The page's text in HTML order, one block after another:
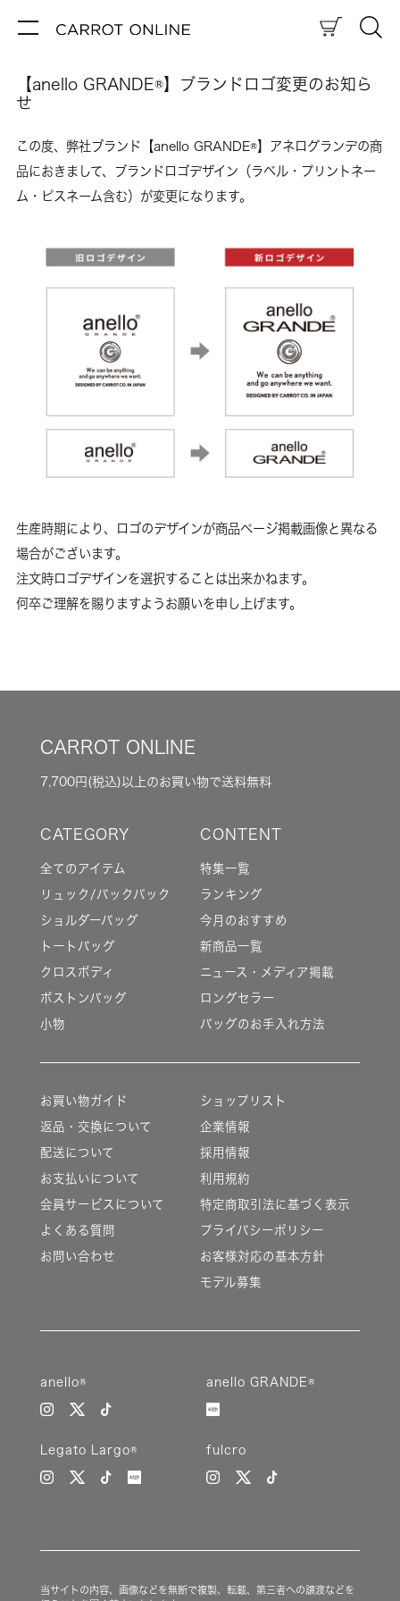
【anello GRANDE®】ブランドロゴ変更のお知ら
せ
この度、弊社ブランド【anello GRANDE®】アネログランデの商
品におきまして、ブランドロゴデザイン（ラベル・プリントネー
ム・ピスネーム含む）が変更になります。
生産時期により、ロゴのデザインが商品ページ掲載画像と異なる
場合がございます。
注文時ロゴデザインを選択することは出来かねます。
何卒ご理解を賜りますようお願いを申し上げます。
CARROT ONLINE
7,700円(税込)以上のお買い物で送料無料
全てのアイテム
リュック/バックパック
ショルダーバッグ
トートバッグ
クロスボディ
ボストンバッグ
小物
特集一覧
ランキング
今月のおすすめ
新商品一覧
ニュース・メディア掲載
ロングセラー
バッグのお手入れ方法
お買い物ガイド
返品・交換について
配送について
お支払いについて
会員サービスについて
よくある質問
お問い合わせ
ショップリスト
企業情報
採用情報
利用規約
特定商取引法に基づく表示
プライバシーポリシー
お客様対応の基本方針
モデル募集
anello® anello GRANDE®
Legato Largo® fulcro
当サイトの内容、画像などを無断で複製、転載、第三者への譲渡などを